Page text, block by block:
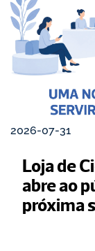
2026-07-31
Loja de
abre ao